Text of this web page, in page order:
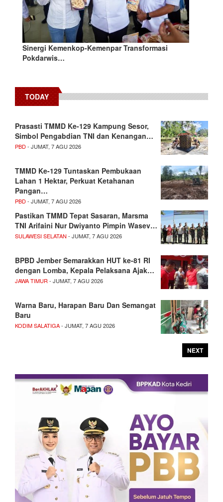
Sinergi Kemenkop-Kemenpar Transformasi
Pokdarwis…
TODAY
Prasasti TMMD Ke-129 Kampung Sesor,
Simbol Pengabdian TNI dan Kenangan…
PBD- JUMAT, 7 AGU 2026
TMMD Ke-129 Tuntaskan Pembukaan
Lahan 1 Hektar, Perkuat Ketahanan
Pangan…
PBD- JUMAT, 7 AGU 2026
Pastikan TMMD Tepat Sasaran, Marsma
TNI Arifaini Nur Dwiyanto Pimpin Wasev…
SULAWESI SELATAN - JUMAT, 7 AGU 2026
BPBD Jember Semarakkan HUT ke-81 RI
dengan Lomba, Kepala Pelaksana Ajak…
JAWA TIMUR - JUMAT, 7 AGU 2026
Warna Baru, Harapan Baru Dan Semangat
Baru
KODIM SALATIGA- JUMAT, 7 AGU 2026
NEXT